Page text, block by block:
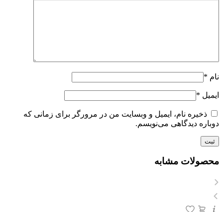
نام *
ایمیل *
ذخیره نام، ایمیل و وبسایت من در مرورگر برای زمانی که
دوباره دیدگاهی می‌نویسم.
محصولات مشابه